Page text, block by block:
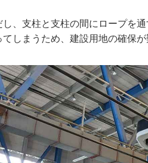
し、支柱と支柱の間にロープを
てしまうため、建設用地の確保